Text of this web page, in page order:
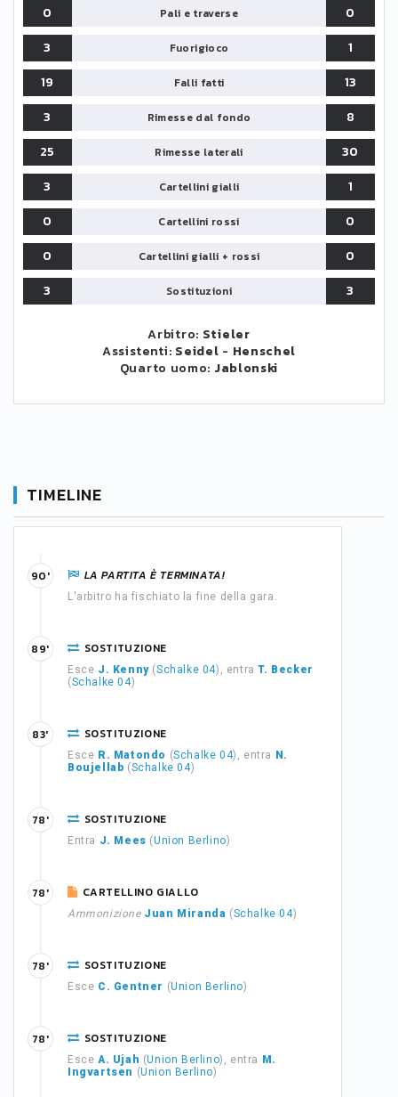
0 Pali e traverse
0
3
Fuorigioco
1
19
Falli fatti
13
3
Rimesse dal fondo
8
25
Rimesse laterali
30
3
Cartellini gialli
1
0
Cartellini rossi
0
0
Cartellini gialli + rossi
0
3
Sostituzioni 3
Arbitro: Stieler
Assistenti: Seidel - Henschel
Quarto uomo: Jablonski
TIMELINE
LA PARTITA È TERMINATA!
L'arbitro ha fischiato la fine della gara.
90'
SOSTITUZIONE
Esce J. Kenny(Schalke 04), entraT. Becker
(Schalke 04)
89'
SOSTITUZIONE
Esce R. Matondo (Schalke 04), entra
N.
Boujellab (Schalke 04)
83'
SOSTITUZIONE
Entra J. Mees (Union Berlino)
78'
CARTELLINO GIALLO
Ammonizione Juan Miranda (Schalke 04)
78'
SOSTITUZIONE
Esce C. Gentner (Union Berlino)
78'
SOSTITUZIONE
Esce A. Ujah (Union Berlino), entra
M.
Ingvartsen (Union Berlino)
78'